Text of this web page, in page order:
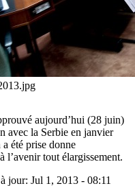
aujourd’hui (28 juin)
avec la Serbie en janvier
été prise donne
l’avenir tout élargissement.
jour: Jul 1, 2013 - 08:11